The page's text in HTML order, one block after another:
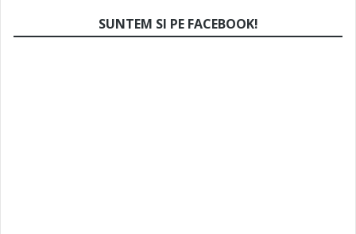
SUNTEM SI PE FACEBOOK!